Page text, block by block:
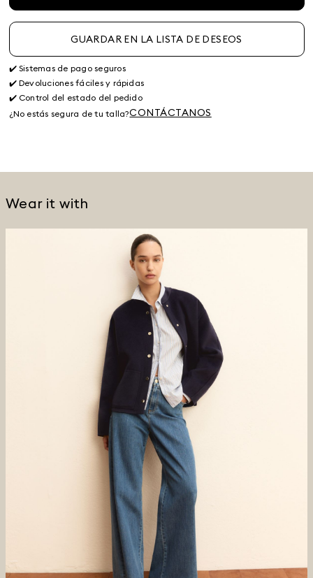
GUARDAR EN LA LISTA DE DESEOS
✔️ Sistemas de pago seguros
✔️ Devoluciones fáciles y rápidas
✔️ Control del estado del pedido
¿No estás segura de tu talla?CONTÁCTANOS
Wear it with